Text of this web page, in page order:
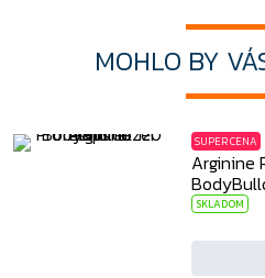
MOHLO BY
SUPER CENA
Arginine
SKLADOM